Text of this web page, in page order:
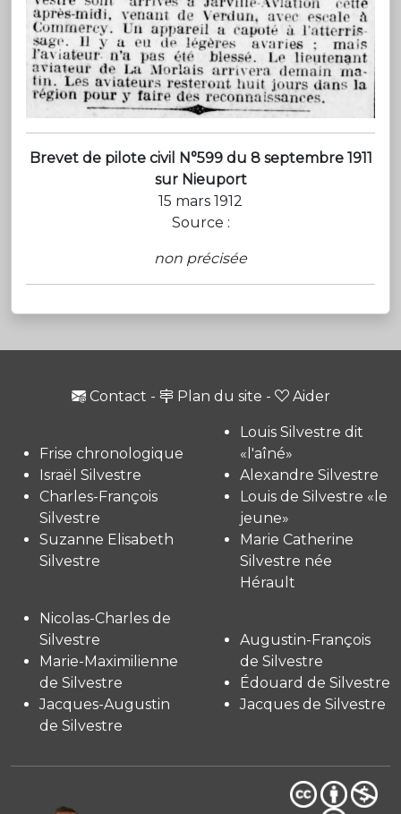
Brevet de pilote civil N°599 du 8 septembre 1911
sur Nieuport
15 mars 1912
Source :
non précisée
Contact - Plan du site - Aider
Frise chronologique
Israël Silvestre
Charles-François
Silvestre
Suzanne Elisabeth
Silvestre
Louis Silvestre dit
«l'aîné»
Alexandre Silvestre
Louis de Silvestre «le
jeune»
Marie Catherine
Silvestre née
Hérault
Nicolas-Charles de
Silvestre
Marie-Maximilienne
de Silvestre
Jacques-Augustin
de Silvestre
Augustin-François
de Silvestre
Édouard de Silvestre
Jacques de Silvestre